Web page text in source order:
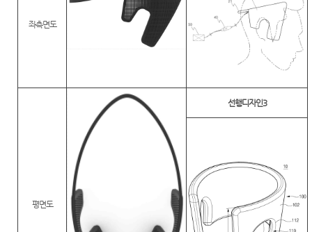
좌측면도
평면도
선행디자인3